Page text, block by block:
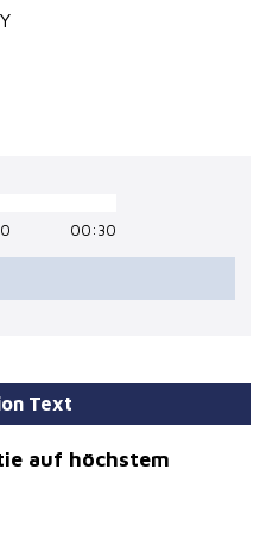
00:30
Text
auf höchstem